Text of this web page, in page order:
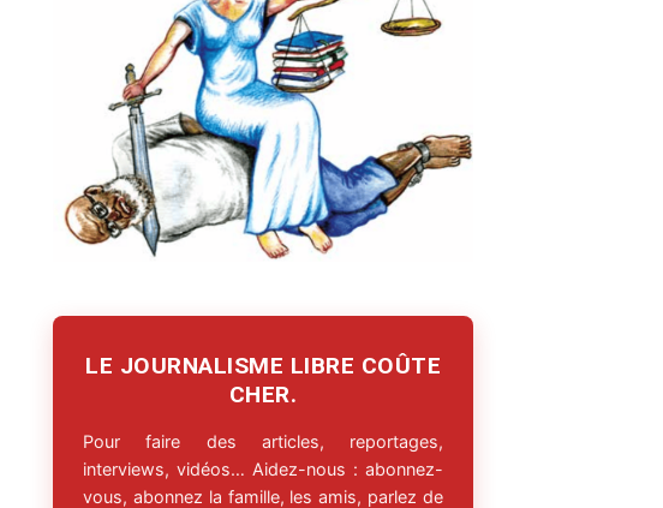
LE JOURNALISME LIBRE COÛTE
CHER.
Pour faire des articles, reportages,
interviews, vidéos… Aidez-nous : abonnez-
vous, abonnez la famille, les amis, parlez de